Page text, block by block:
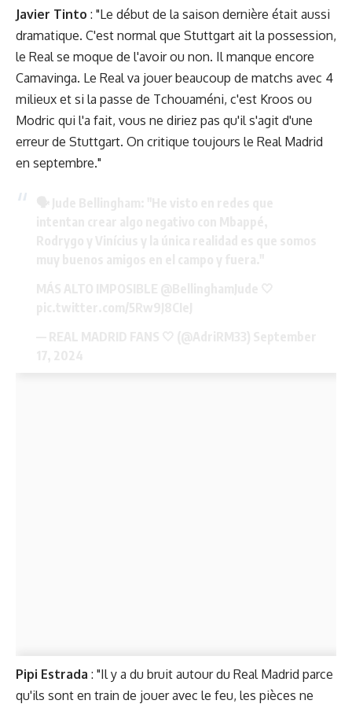
Javier Tinto : "Le début de la saison dernière était aussi
dramatique. C'est normal que Stuttgart ait la possession,
le Real se moque de l'avoir ou non. Il manque encore
Camavinga. Le Real va jouer beaucoup de matchs avec 4
milieux et si la passe de Tchouaméni, c'est Kroos ou
Modric qui l'a fait, vous ne diriez pas qu'il s'agit d'une
erreur de Stuttgart. On critique toujours le Real Madrid
en septembre."
Pipi Estrada : "Il y a du bruit autour du Real Madrid parce
qu'ils sont en train de jouer avec le feu, les pièces ne